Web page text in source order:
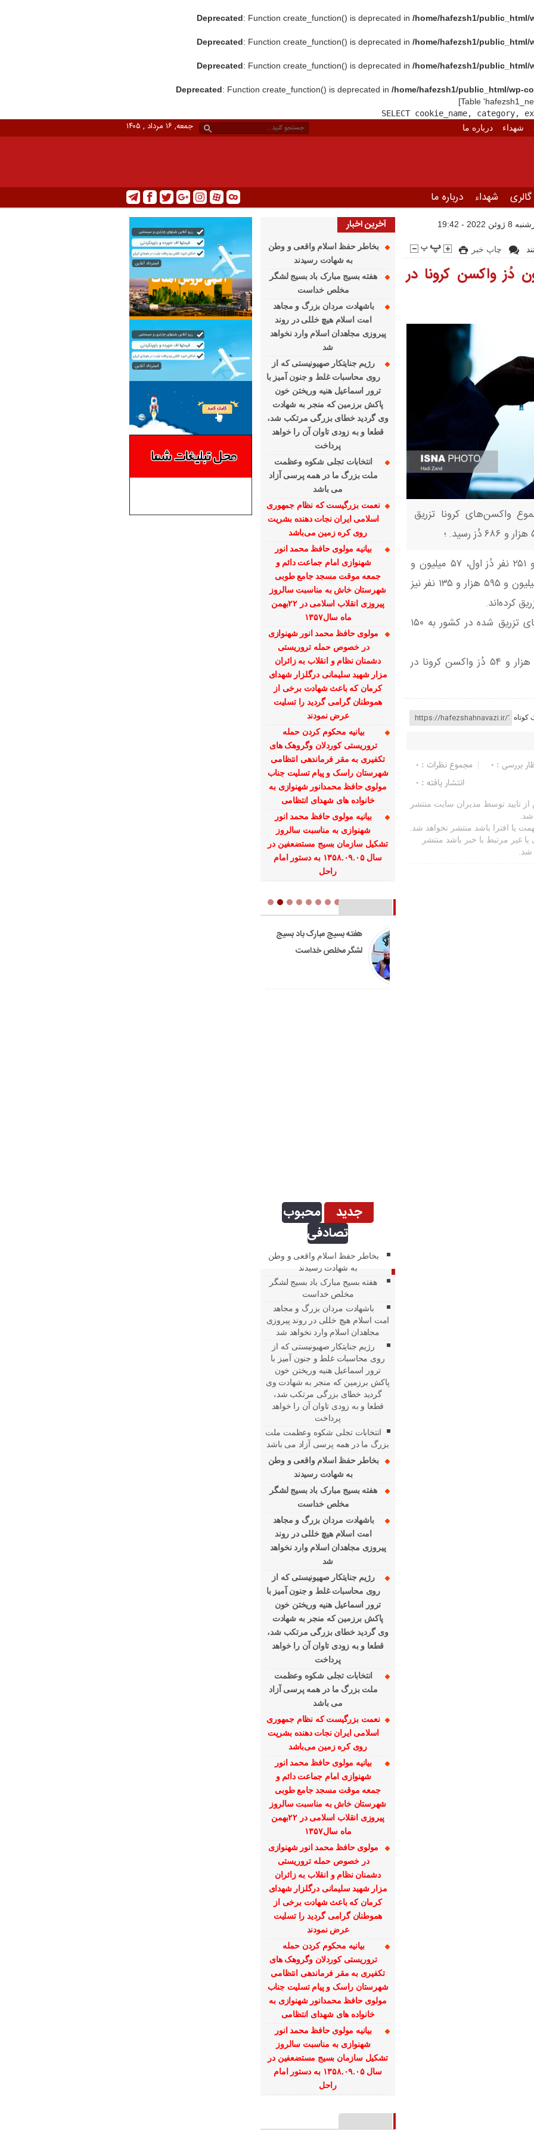
Deprecated: Function create_function() is deprecated in /home/hafezsh1/
Deprecated: Function create_function() is deprecated in /home/hafezsh1/
Deprecated: Function create_function() is deprecated in /home/hafezsh1/
Deprecated: Function create_function() is deprecated in /home/hafezsh1/public_html/wp-
SELECT cookie_name, category,
شهداء درباره ما جمعه, ۱۶ مرداد , ۱۴۰۵
گالری شهداء درباره ما
- 19:42
چاپ خبر
از ۱۵۰ میلیون دُز واکسن کرونا در
واکسن‌های کرونا تزریق
تا کنون ۶۴ میلیون و ۵۶۷ هزار و ۲۵۱ نفر دُز اول، ۵۷ میلیون و
۸۹۱ هزار و ۳۰۰ نفر دُز دوم و ۲۷ میلیون و ۵۹۵ هزار و ۱۳۵ نفر نیز
کرده‌اند.
بر این اساس مجموع واکسن های تزریق شده در کشور به ۱۵۰
همچنین در شبانه روز گذشته ۲۸ هزار و ۵۴ دُز واکسن کرونا در
کوتاه
مجموع نظرات : 0
بررسی : 0
انتشار یافته : 0
تایید توسط مدیران سایت منتشر
شد.
یا افترا باشد منتشر نخواهد شد.
غیر مرتبط با خبر باشد منتشر
شد.
آخرین اخبار
بخاطر حفظ اسلام واقعی و وطن
به شهادت رسیدند
هفته بسیج مبارک باد بسیج لشگر
مخلص خداست
باشهادت مردان بزرگ و مجاهد
امت اسلام هیچ خللی در روند
پیروزی مجاهدان اسلام وارد نخواهد
شد
رژیم جنایتکار صهیونیستی که از
روی محاسبات غلط و جنون آمیز با
ترور اسماعیل هنیه وریختن خون
پاکش برزمین که منجر به شهادت
وی گردید خطای بزرگی مرتکب شد،
قطعا و به زودی تاوان آن را خواهد
پرداخت
انتخابات تجلی شکوه وعظمت
ملت بزرگ ما در همه پرسی آزاد
می باشد
نعمت بزرگیست که نظام جمهوری
اسلامی ایران نجات دهنده بشریت
روی کره زمین می‌باشد
بیانیه مولوی حافظ محمد انور
شهنوازی امام جماعت دائم و
جمعه موقت مسجد جامع طوبی
شهرستان خاش به مناسبت سالروز
پیروزی انقلاب اسلامی در ۲۲بهمن
ماه سال۱۳۵۷
مولوی حافظ محمد انور شهنوازی
در خصوص حمله تروریستی
دشمنان نظام و انقلاب به زائران
مزار شهید سلیمانی درگلزار شهدای
کرمان که باعث شهادت برخی از
هموطنان گرامی گردید را تسلیت
عرض نمودند
بیانیه محکوم کردن حمله
تروریستی کوردلان وگروهک های
تکفیری به مقر فرماندهی انتظامی
شهرستان راسک و پیام تسلیت جناب
مولوی حافظ محمدانور شهنوازی به
خانواده های شهدای انتظامی
بیانیه مولوی حافظ محمد انور
شهنوازی به مناسبت سالروز
تشکیل سازمان بسیج مستضعفین در
سال ۱۳۵۸.۰۹.۰۵ به دستور امام
راحل
هفته بسیج مبارک باد بسیج
لشگر مخلص خداست
جدید
محبوب
تصادفی
بخاطر حفظ اسلام واقعی و وطن
به شهادت رسیدند
هفته بسیج مبارک باد بسیج لشگر
مخلص خداست
باشهادت مردان بزرگ و مجاهد
امت اسلام هیچ خللی در روند پیروزی
مجاهدان اسلام وارد نخواهد شد
رژیم جنایتکار صهیونیستی که از
روی محاسبات غلط و جنون آمیز با
ترور اسماعیل هنیه وریختن خون
پاکش برزمین که منجر به شهادت وی
گردید خطای بزرگی مرتکب شد،
قطعا و به زودی تاوان آن را خواهد
پرداخت
انتخابات تجلی شکوه وعظمت ملت
بزرگ ما در همه پرسی آزاد می باشد
بخاطر حفظ اسلام واقعی و وطن
به شهادت رسیدند
هفته بسیج مبارک باد بسیج لشگر
مخلص خداست
باشهادت مردان بزرگ و مجاهد
امت اسلام هیچ خللی در روند
پیروزی مجاهدان اسلام وارد نخواهد
شد
رژیم جنایتکار صهیونیستی که از
روی محاسبات غلط و جنون آمیز با
ترور اسماعیل هنیه وریختن خون
پاکش برزمین که منجر به شهادت
وی گردید خطای بزرگی مرتکب شد،
قطعا و به زودی تاوان آن را خواهد
پرداخت
انتخابات تجلی شکوه وعظمت
ملت بزرگ ما در همه پرسی آزاد
می باشد
نعمت بزرگیست که نظام جمهوری
اسلامی ایران نجات دهنده بشریت
روی کره زمین می‌باشد
بیانیه مولوی حافظ محمد انور
شهنوازی امام جماعت دائم و
جمعه موقت مسجد جامع طوبی
شهرستان خاش به مناسبت سالروز
پیروزی انقلاب اسلامی در ۲۲بهمن
ماه سال۱۳۵۷
مولوی حافظ محمد انور شهنوازی
در خصوص حمله تروریستی
دشمنان نظام و انقلاب به زائران
مزار شهید سلیمانی درگلزار شهدای
کرمان که باعث شهادت برخی از
هموطنان گرامی گردید را تسلیت
عرض نمودند
بیانیه محکوم کردن حمله
تروریستی کوردلان وگروهک های
تکفیری به مقر فرماندهی انتظامی
شهرستان راسک و پیام تسلیت جناب
مولوی حافظ محمدانور شهنوازی به
خانواده های شهدای انتظامی
بیانیه مولوی حافظ محمد انور
شهنوازی به مناسبت سالروز
تشکیل سازمان بسیج مستضعفین در
سال ۱۳۵۸.۰۹.۰۵ به دستور امام
راحل